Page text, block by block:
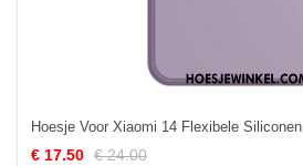
Hoesje Voor Xiaomi 14 Flexibele Siliconen
€ 17.50 € 24.00